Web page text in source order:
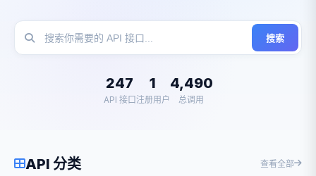
搜索
247
API 接口
1
注册用户
4,490
总调用
API 分类 查看全部